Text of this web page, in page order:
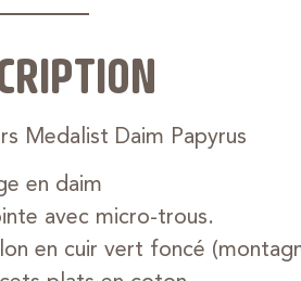
Medalist Daim Papyrus
en daim
avec micro-trous.
en cuir vert foncé